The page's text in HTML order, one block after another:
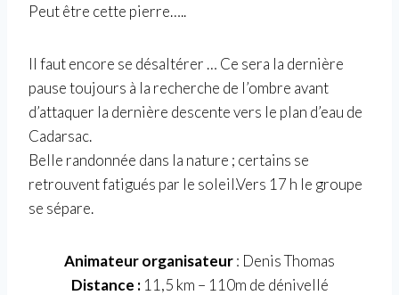
Peut être cette pierre…..
Il faut encore se désaltérer … Ce sera la dernière
pause toujours à la recherche de l’ombre avant
d’attaquer la dernière descente vers le plan d’eau de
Cadarsac.
Belle randonnée dans la nature ; certains se
retrouvent fatigués par le soleil.Vers 17 h le groupe
se sépare.
Animateur organisateur: Denis Thomas
Distance : 11,5 km – 110m de dénivellé